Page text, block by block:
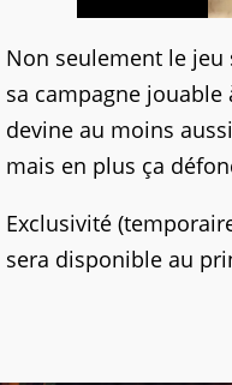
Non seulement le jeu
sa campagne
devine au moins
mais en plus ça
Exclusivité
sera disponible au